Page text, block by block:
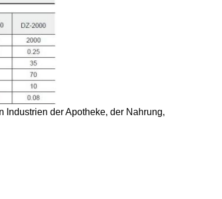
Industrien der Apotheke, der Nahrung,